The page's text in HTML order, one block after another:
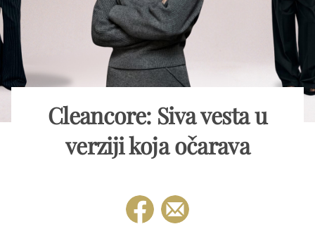
Cleancore: Siva vesta u
verziji koja očarava